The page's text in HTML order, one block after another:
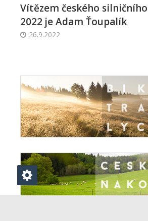
Vítězem českého silničního
2022 je Adam Ťoupalík
26.9.2022